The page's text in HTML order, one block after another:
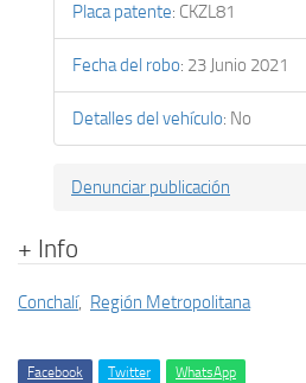
Placa patente: CKZL81
Fecha del robo: 23 Junio 2021
Detalles del vehículo: No
Denunciar publicación
+ Info
Conchalí, Región Metropolitana
Facebook Twitter WhatsApp